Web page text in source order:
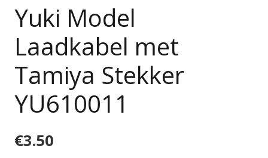
Yuki Model
Laadkabel met
Tamiya Stekker
YU610011
€3.50